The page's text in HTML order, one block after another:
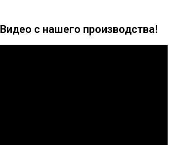
Видео с нашего производства!